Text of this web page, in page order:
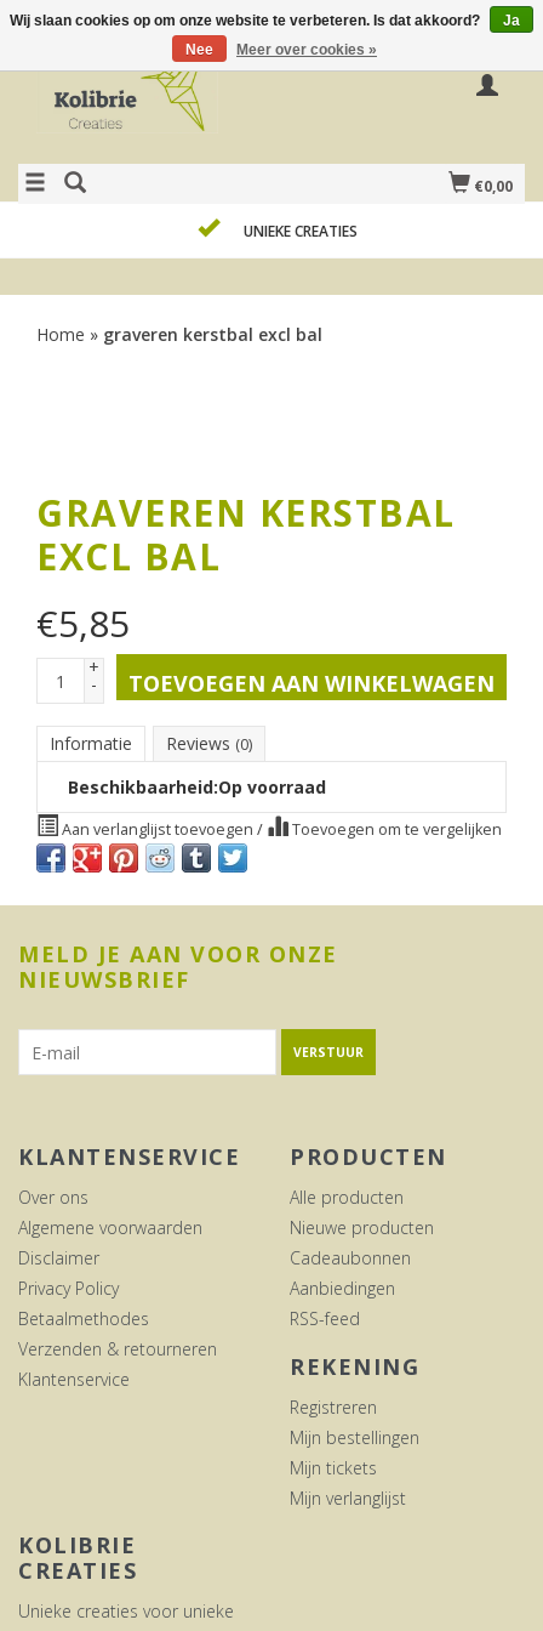
€0,00
UNIEKE CREATIES
Home » graveren kerstbal excl bal
GRAVEREN KERSTBAL
EXCL BAL
€5,85
+
- TOEVOEGEN AAN WINKELWAGEN
Informatie Reviews (0)
Beschikbaarheid:Op voorraad
Aan verlanglijst toevoegen / Toevoegen om te vergelijken
MELD JE AAN VOOR ONZE
NIEUWSBRIEF
VERSTUUR
KLANTENSERVICE
Over ons
Algemene voorwaarden
Disclaimer
Privacy Policy
Betaalmethodes
Verzenden & retourneren
Klantenservice
PRODUCTEN
Alle producten
Nieuwe producten
Cadeaubonnen
Aanbiedingen
RSS-feed
REKENING
Registreren
Mijn bestellingen
Mijn tickets
Mijn verlanglijst
KOLIBRIE
CREATIES
Unieke creaties voor unieke
Wij slaan cookies op om onze website te verbeteren. Is dat akkoord?
Ja
Nee
Meer over cookies »